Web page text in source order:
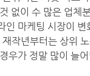
없이 수 많은 업체
인 마케팅 시장이
작년부터는 상위
우가 정말 많이 늘